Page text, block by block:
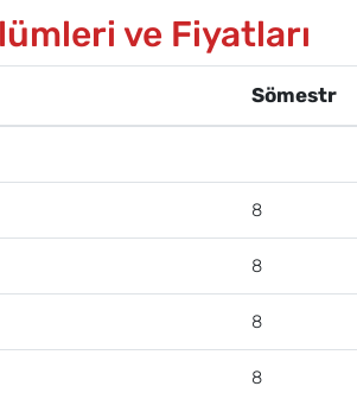
ve Fiyatları
Sömestr
8
8
8
8